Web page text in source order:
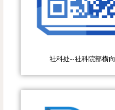
社科处--社科院部横